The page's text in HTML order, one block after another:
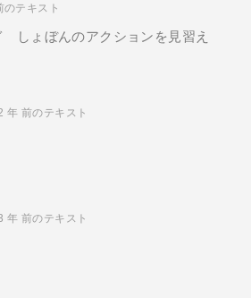
のテキスト
しょぼんのアクションを見習え
年 前のテキスト
年 前のテキスト